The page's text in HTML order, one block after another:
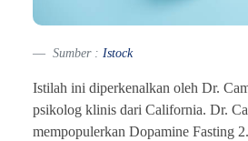
Sumber : Istock
Istilah ini diperkenalkan oleh Dr.
psikolog klinis dari California. Dr.
mempopulerkan Dopamine Fasting